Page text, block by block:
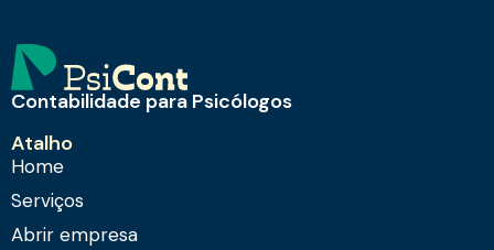
Contabilidade para Psicólogos
Atalho
Home
Serviços
Abrir empresa